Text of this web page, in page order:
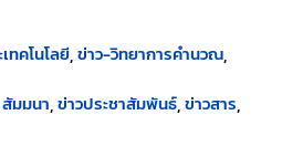
ทคโนโลยี ข่าว-วิทยาการคำนวณ
มมนา ข่าวประชาสัมพันธ์ ข่าวสาร